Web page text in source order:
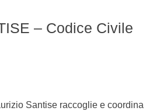
– Codice Civile
Santise raccoglie e coordina